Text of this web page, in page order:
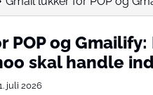
POP og
skal handle
juli 2026